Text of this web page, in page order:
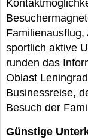
Familienausflug,
sportlich aktive
runden das
Oblast
Businessreise,
Besuch der
Günstige